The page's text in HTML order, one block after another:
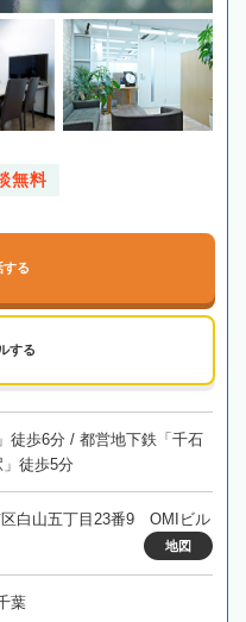
無料
する
する
徒歩6分 / 都営地下鉄「千石
徒歩5分
区白山五丁目23番9 OMIビル
地図
葉